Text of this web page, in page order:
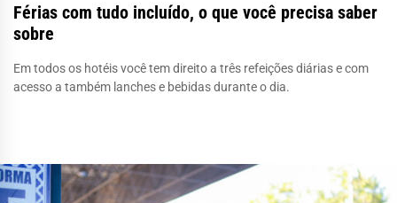
Férias com tudo incluído, o que você precisa saber
sobre
Em todos os hotéis você tem direito a três refeições diárias e com
acesso a também lanches e bebidas durante o dia.